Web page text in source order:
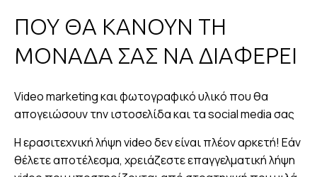
ΠΟΥ ΘΑ ΚΑΝΟΥΝ ΤΗ
ΜΟΝΑΔΑ ΣΑΣ ΝΑ ΔΙΑΦΕΡΕΙ
Video marketing και φωτογραφικό υλικό που θα
απογειώσουν την ιστοσελίδα και τα social media σας
H ερασιτεχνική λήψη video δεν είναι πλέον αρκετή! Εάν
θέλετε αποτέλεσμα, χρειάζεστε επαγγελματική λήψη